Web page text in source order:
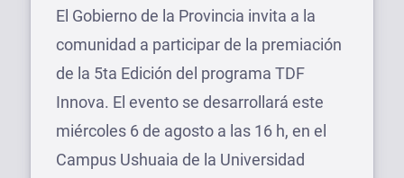
el
El Gobierno de la Provincia invita a la
comunidad a participar de la premiación
de la 5ta Edición del programa TDF
Innova. El evento se desarrollará este
miércoles 6 de agosto a las 16 h, en el
Campus Ushuaia de la Universidad